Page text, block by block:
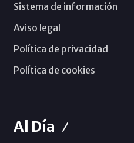
Sistema de información
Aviso legal
Política de privacidad
Política de cookies
Al Día